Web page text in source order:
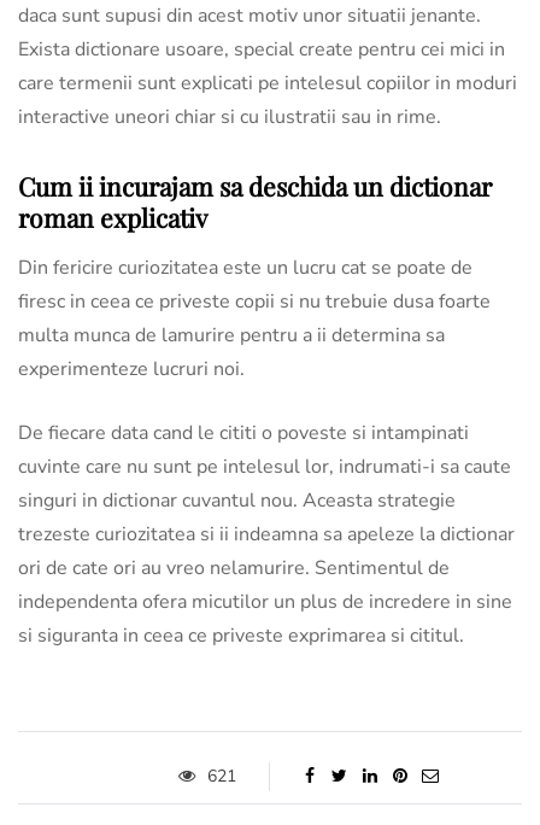
daca sunt supusi din acest motiv unor situatii jenante.
Exista dictionare usoare, special create pentru cei mici in
care termenii sunt explicati pe intelesul copiilor in moduri
interactive uneori chiar si cu ilustratii sau in rime.
Cum ii incurajam sa deschida un dictionar
roman explicativ
Din fericire curiozitatea este un lucru cat se poate de
firesc in ceea ce priveste copii si nu trebuie dusa foarte
multa munca de lamurire pentru a ii determina sa
experimenteze lucruri noi.
De fiecare data cand le cititi o poveste si intampinati
cuvinte care nu sunt pe intelesul lor, indrumati-i sa caute
singuri in dictionar cuvantul nou. Aceasta strategie
trezeste curiozitatea si ii indeamna sa apeleze la dictionar
ori de cate ori au vreo nelamurire. Sentimentul de
independenta ofera micutilor un plus de incredere in sine
si siguranta in ceea ce priveste exprimarea si cititul.
621